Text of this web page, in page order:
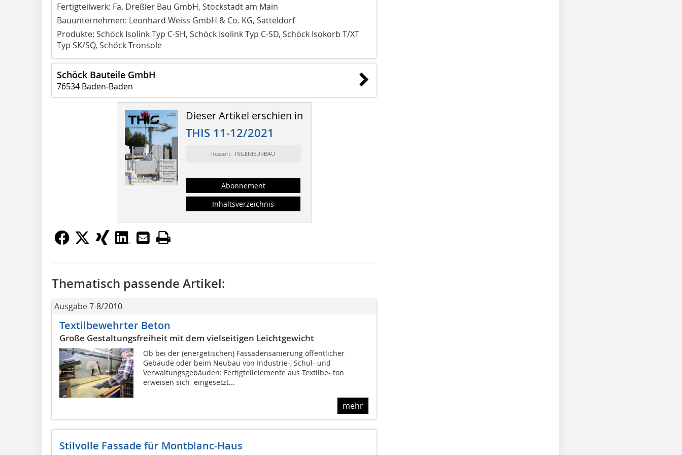
Fertigteilwerk: Fa. Dreßler Bau GmbH, Stockstadt am Main
Bauunternehmen: Leonhard Weiss GmbH & Co. KG, Satteldorf
Produkte: Schöck Isolink Typ C-SH, Schöck Isolink Typ C-SD, Schöck Isokorb T/XT
Typ SK/SQ, Schöck Tronsole
Schöck Bauteile GmbH
76534 Baden-Baden
Dieser Artikel erschien in
THIS 11-12/2021
Ressort: INGENIEURBAU
Abonnement
Inhaltsverzeichnis
Thematisch passende Artikel:
Ausgabe 7-8/2010
Textilbewehrter Beton
Große Gestaltungsfreiheit mit dem vielseitigen Leichtgewicht
Ob bei der (energetischen) Fassadensanierung öffentlicher
Gebäude oder beim Neubau von Industrie-, Schul- und
Verwaltungsgebäuden: Fertigteilelemente aus Textilbe- ton
erweisen sich  eingesetzt...
mehr
Stilvolle Fassade für Montblanc-Haus